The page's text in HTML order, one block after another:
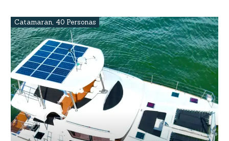
Catamaran, 40 Personas